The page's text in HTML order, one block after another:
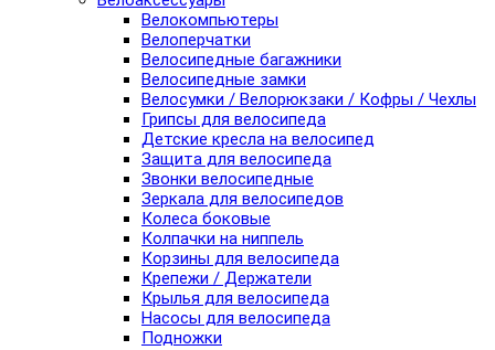
Велокомпьютеры
Велоперчатки
Велосипедные багажники
Велосипедные замки
Велосумки / Велорюкзаки / Кофры / Чехлы
Грипсы для велосипеда
Детские кресла на велосипед
Защита для велосипеда
Звонки велосипедные
Зеркала для велосипедов
Колеса боковые
Колпачки на ниппель
Корзины для велосипеда
Крепежи / Держатели
Крылья для велосипеда
Насосы для велосипеда
Подножки